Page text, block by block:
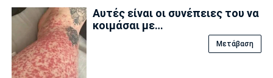
Αυτές είναι οι συνέπειες του να
κοιμάσαι με…
Μετάβαση